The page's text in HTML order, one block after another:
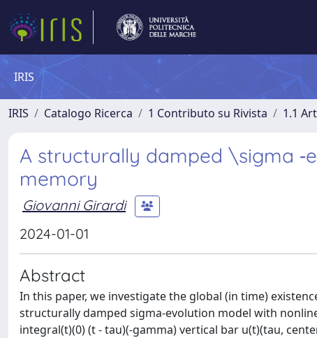
IRIS
IRIS Catalogo Ricerca 1 Contributo su Rivista 1.1
A structurally damped \sigma
memory
Giovanni Girardi
2024-01-01
Abstract
In this paper, we investigate the global (in time)
structurally damped sigma-evolution model with
integral(t)(0) (t - tau)(-gamma) vertical bar u(t)(tau,